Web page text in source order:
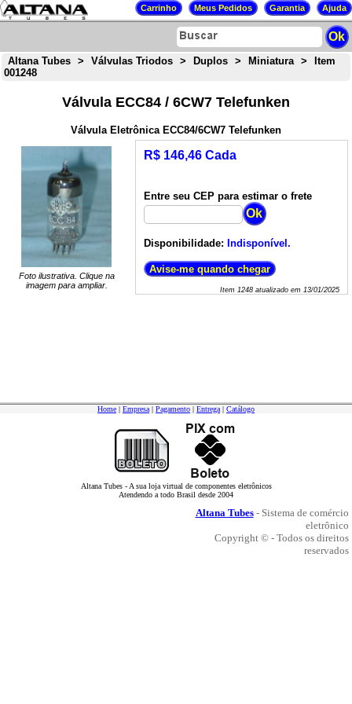
Altana Tubes > Válvulas Triodos > Duplos > Miniatura >
Item
001248
Válvula ECC84 / 6CW7 Telefunken
Válvula Eletrônica ECC84/6CW7 Telefunken
Foto ilustrativa. Clique na
imagem para ampliar.
R$ 146,46 Cada
Entre seu CEP para estimar o frete
Disponibilidade: Indisponível.
Item 1248atualizado em 13/01/2025
Home | Empresa | Pagamento | Entrega | Catálogo
Altana Tubes - A sua loja virtual de componentes eletrônicos
Atendendo a todo Brasil desde 2004
Altana Tubes- Sistema de comércio
eletrônico
Copyright © - Todos os direitos
reservados